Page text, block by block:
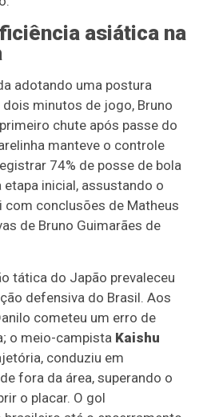
asiática na
adotando uma postura
minutos de jogo, Bruno
chute após passe do
manteve o controle
74% de posse de bola
inicial, assustando o
com conclusões de Matheus
de Bruno Guimarães de
tática do Japão prevaleceu
defensiva do Brasil. Aos
cometeu um erro de
o meio-campista Kaishu
conduziu em
fora da área, superando o
o placar. O gol